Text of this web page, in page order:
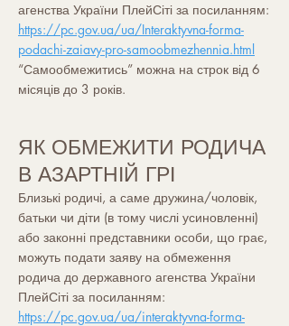
агенства України ПлейСіті за посиланням:
https://pc.gov.ua/ua/Interaktyvna-forma-
podachi-zaiavy-pro-samoobmezhennia.html
“Самообмежитись” можна на строк від 6
місяців до 3 років.
ЯК ОБМЕЖИТИ РОДИЧА
В АЗАРТНІЙ ГРІ
Близькі родичі, а саме дружина/чоловік,
батьки чи діти (в тому числі усиновленні)
або законні представники особи, що грає,
можуть подати заяву на обмеження
родича до державного агенства України
ПлейСіті за посиланням:
https://pc.gov.ua/ua/interaktyvna-forma-